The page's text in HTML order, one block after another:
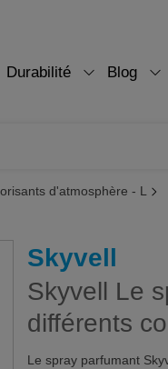
Durabilité Blog
d'atmosphère - L
Skyvell
Skyvell Le
différents
Le spray parfumant